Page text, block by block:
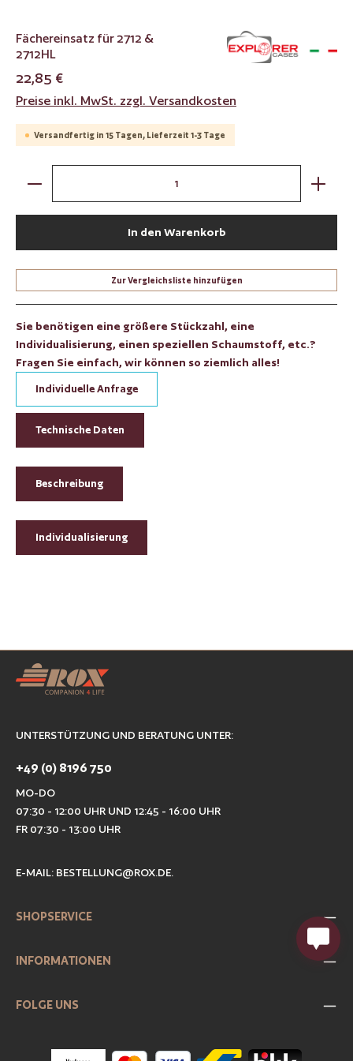
Fächereinsatz für 2712 &
2712HL
22,85 €
Preise inkl. MwSt. zzgl. Versandkosten
Versandfertig in 15 Tagen, Lieferzeit 1-3 Tage
Produkt Anzahl: Gib den gewünschten Wert ein oder
In den Warenkorb
Zur Vergleichsliste hinzufügen
Sie benötigen eine größere Stückzahl, eine
Individualisierung, einen speziellen Schaumstoff, etc.?
Fragen Sie einfach, wir können so ziemlich alles!
Individuelle Anfrage
Technische Daten
Beschreibung
Individualisierung
UNTERSTÜTZUNG UND BERATUNG UNTER:
+49 (0) 8196 750
MO-DO
07:30 - 12:00 UHR UND 12:45 - 16:00 UHR
FR 07:30 - 13:00 UHR
E-MAIL: BESTELLUNG@ROX.DE.
SHOPSERVICE
INFORMATIONEN
FOLGE UNS